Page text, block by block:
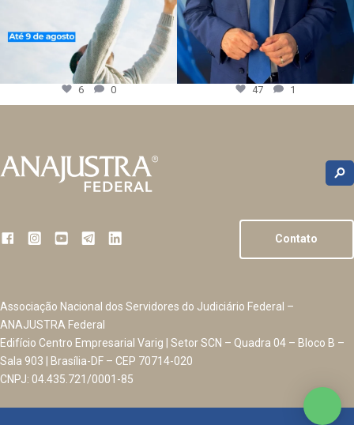
6 0 47 1
Contato
Associação Nacional dos Servidores do Judiciário Federal –
ANAJUSTRA Federal
Edifício Centro Empresarial Varig | Setor SCN – Quadra 04 – Bloco B –
Sala 903 | Brasília-DF – CEP 70714-020
CNPJ: 04.435.721/0001-85